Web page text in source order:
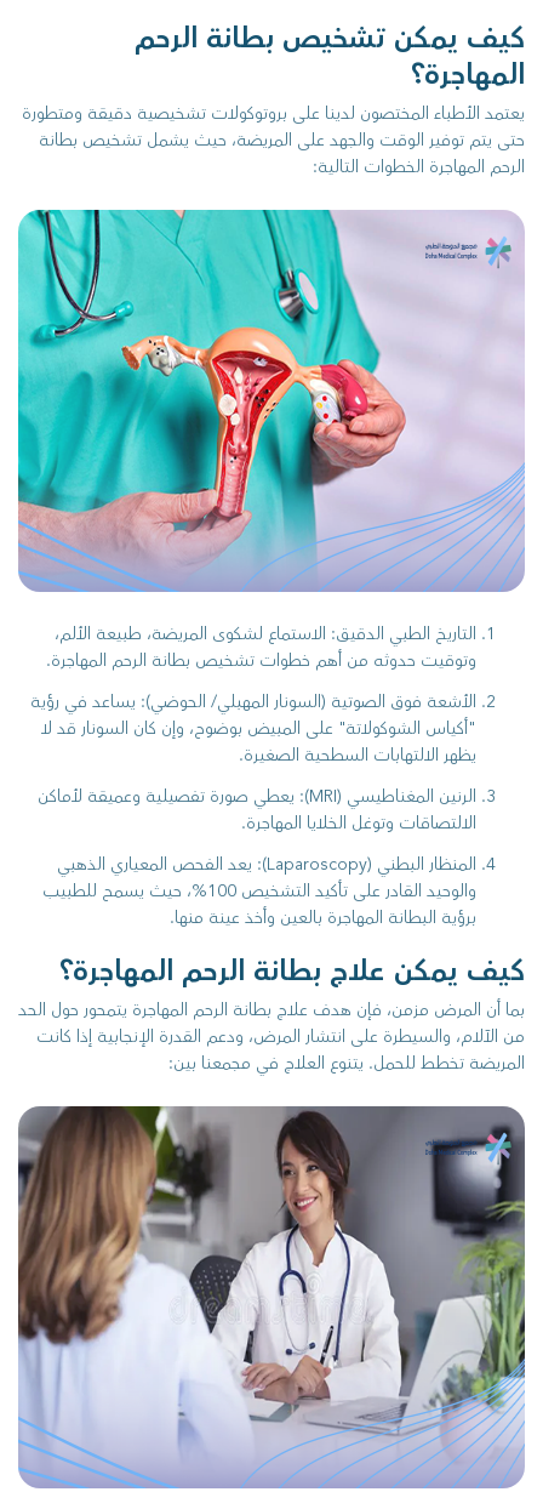
كيف يمكن تشخيص بطانة الرحم
المهاجرة؟
يعتمد الأطباء المختصون لدينا على بروتوكولات تشخيصية دقيقة ومتطورة
حتى يتم توفير الوقت والجهد على المريضة، حيث يشمل تشخيص بطانة
الرحم المهاجرة الخطوات التالية:
التاريخ الطبي الدقيق: الاستماع لشكوى المريضة، طبيعة الألم،
وتوقيت حدوثه من أهم خطوات تشخيص بطانة الرحم المهاجرة.
الأشعة فوق الصوتية (السونار المهبلي/ الحوضي): يساعد في رؤية
"أكياس الشوكولاتة" على المبيض بوضوح، وإن كان السونار قد لا
يظهر الالتهابات السطحية الصغيرة.
الرنين المغناطيسي (MRI): يعطي صورة تفصيلية وعميقة لأماكن
الالتصاقات وتوغل الخلايا المهاجرة.
المنظار البطني (Laparoscopy): يعد الفحص المعياري الذهبي
والوحيد القادر على تأكيد التشخيص 100%، حيث يسمح للطبيب
برؤية البطانة المهاجرة بالعين وأخذ عينة منها.
كيف يمكن علاج بطانة الرحم المهاجرة؟
بما أن المرض مزمن، فإن هدف علاج بطانة الرحم المهاجرة يتمحور حول الحد
من الآلام، والسيطرة على انتشار المرض، ودعم القدرة الإنجابية إذا كانت
المريضة تخطط للحمل. يتنوع العلاج في مجمعنا بين: